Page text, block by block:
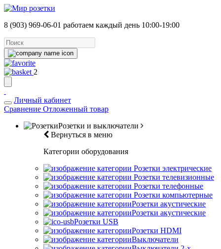
8 (903) 969-06-01 работаем каждый день 10:00-19:00
2
Личный кабинет
Сравнение Отложенный товар
Розетки и выключатели
Вернуться в меню
Категории оборудования
Розетки электрические
Розетки телевизионные
Розетки телефонные
Розетки компьютерные
Розетки акустические
Розетки акустические
Розетки USB
Розетки HDMI
Выключатели